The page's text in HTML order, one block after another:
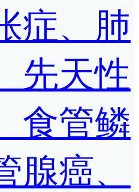
症、肺
先天性
食管鳞
腺癌、